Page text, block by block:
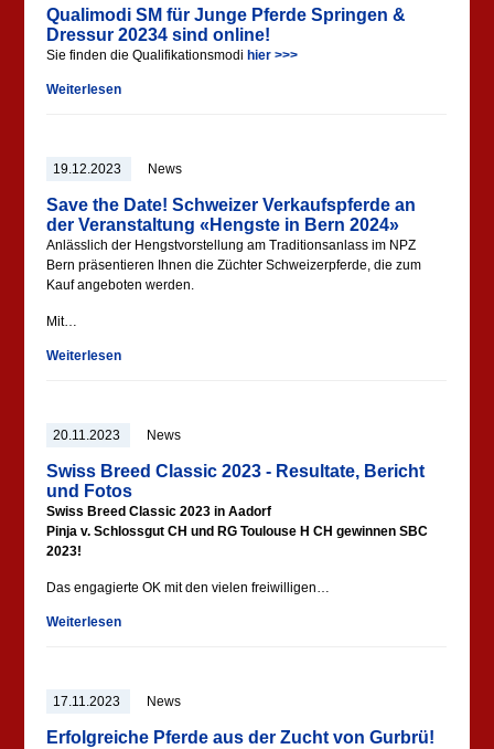
Qualimodi SM für Junge Pferde Springen &
Dressur 20234 sind online!
Sie finden die Qualifikationsmodi hier >>>
Weiterlesen
19.12.2023 News
Save the Date! Schweizer Verkaufspferde an
der Veranstaltung «Hengste in Bern 2024»
Anlässlich der Hengstvorstellung am Traditionsanlass im NPZ
Bern präsentieren Ihnen die Züchter Schweizerpferde, die zum
Kauf angeboten werden.
Mit…
Weiterlesen
20.11.2023 News
Swiss Breed Classic 2023 - Resultate, Bericht
und Fotos
Swiss Breed Classic 2023 in Aadorf
Pinja v. Schlossgut CH und RG Toulouse H CH gewinnen SBC
2023!
Das engagierte OK mit den vielen freiwilligen…
Weiterlesen
17.11.2023 News
Erfolgreiche Pferde aus der Zucht von Gurbrü!